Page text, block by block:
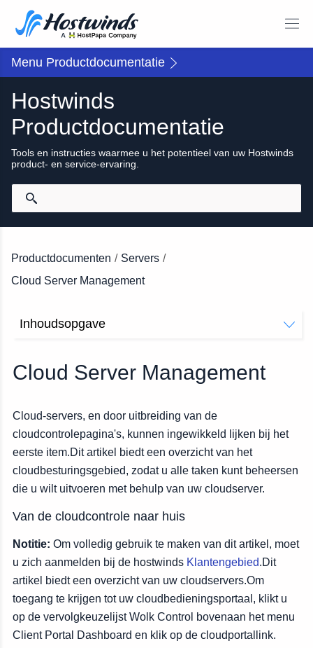
Menu Productdocumentatie
Hostwinds
Productdocumentatie
Tools en instructies waarmee u het potentieel van uw Hostwinds
product- en service-ervaring.
Productdocumenten / Servers /
Cloud Server Management
Inhoudsopgave
Serverpaginaoverzicht
Het Dashboard-menu van de serverpagina
Cloud Server Management
Cloud-servers, en door uitbreiding van de
cloudcontrolepagina's, kunnen ingewikkeld lijken bij het
eerste item.Dit artikel biedt een overzicht van het
cloudbesturingsgebied, zodat u alle taken kunt beheersen
die u wilt uitvoeren met behulp van uw cloudserver.
Van de cloudcontrole naar huis
Notitie: Om volledig gebruik te maken van dit artikel, moet
u zich aanmelden bij de hostwinds Klantengebied.Dit
artikel biedt een overzicht van uw cloudservers.Om
toegang te krijgen tot uw cloudbedieningsportaal, klikt u
op de vervolgkeuzelijst Wolk Control bovenaan het menu
Client Portal Dashboard en klik op de cloudportallink.